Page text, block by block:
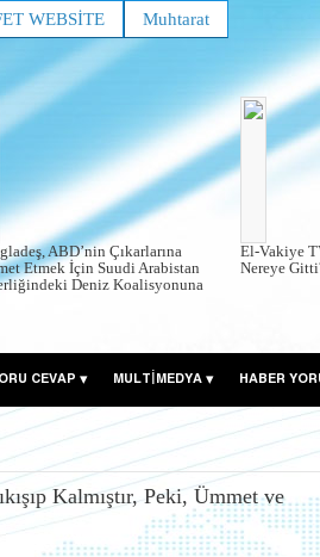
WEBSİTE Muhtarat
ABD’nin Çıkarlarına
Etmek İçin Suudi Arabistan
Deniz Koalisyonuna
El-Vakiye
Nereye
CEVAP MULTİMEDYA HABER
Kalmıştır, Peki, Ümmet ve